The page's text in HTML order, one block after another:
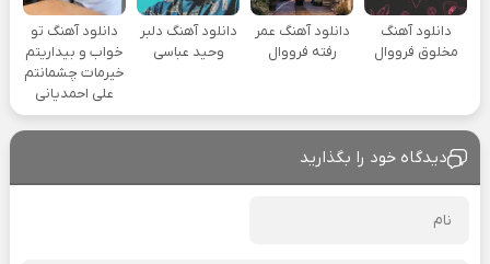
دانلود آهنگ
مخلوق فرووال
دانلود آهنگ عمر
رفته فرووال
دانلود آهنگ دلبر
وحید عباسی
دانلود آهنگ تو
خواب و بیداریتم
خیرمات چشمانتم
علی احمدیانی
دیدگاه خود را بگذارید